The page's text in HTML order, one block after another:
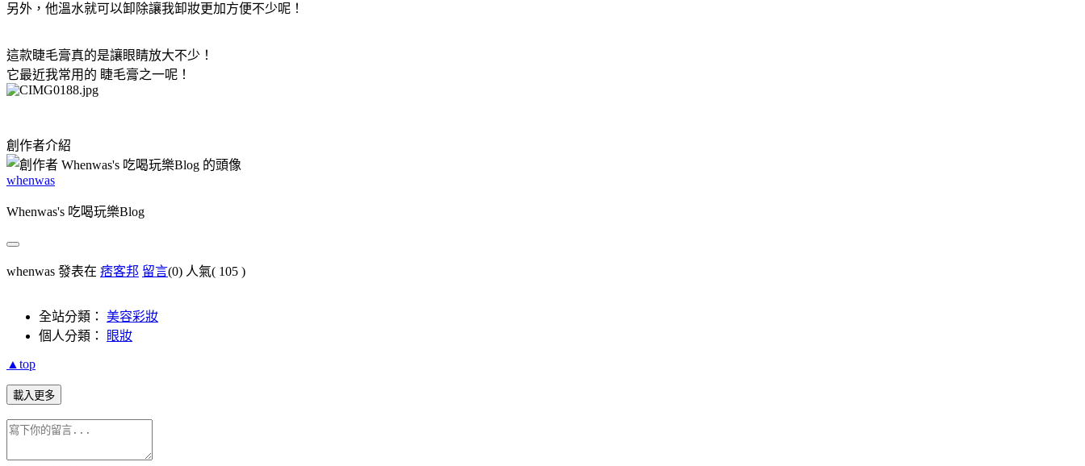
另外，他溫水就可以卸除讓我卸妝更加方便不少呢！
這款睫毛膏真的是讓眼睛放大不少！
它最近我常用的 睫毛膏之一呢！
創作者介紹
whenwas
Whenwas's 吃喝玩樂Blog
whenwas 發表在 痞客邦 留言(0) 人氣( 105 )
全站分類： 美容彩妝
個人分類：
眼妝
▲top
載入更多